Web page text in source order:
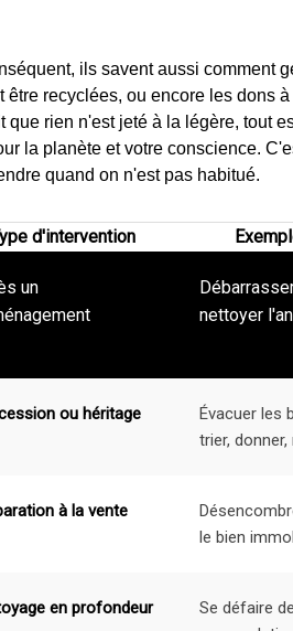
ils savent aussi comment
être recyclées, ou encore les dons
que rien n'est jeté à la légère, tout
la planète et votre conscience.
quand on n'est pas habitué.
d'intervention
un
nettoyer
ou héritage
Évacuer les
trier, donner,
à la vente
le bien
en profondeur
Se défaire